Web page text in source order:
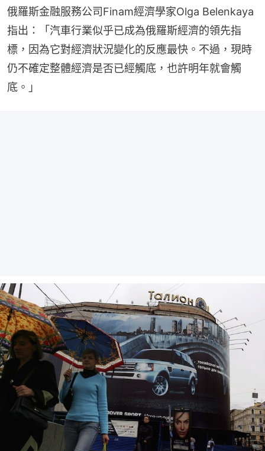
俄羅斯金融服務公司Finam經濟學家Olga Belenkaya
指出：「汽車行業似乎已成為俄羅斯經濟的領先指
標，因為它對經濟狀況變化的反應最快。不過，現時
仍不確定整體經濟是否已經觸底，也許明年就會觸
底。」